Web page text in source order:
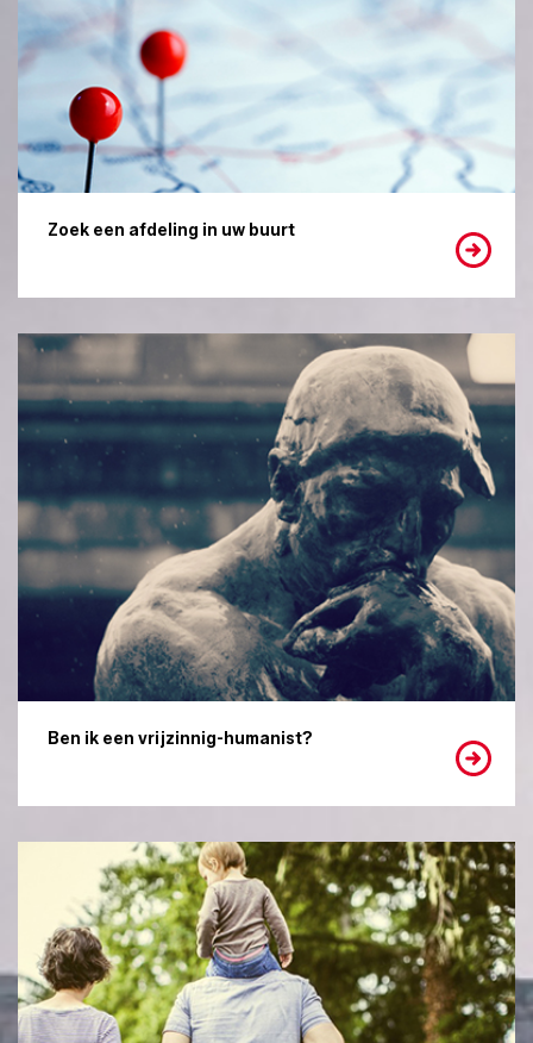
Zoek een afdeling in uw buurt
Ben ik een vrijzinnig-humanist?